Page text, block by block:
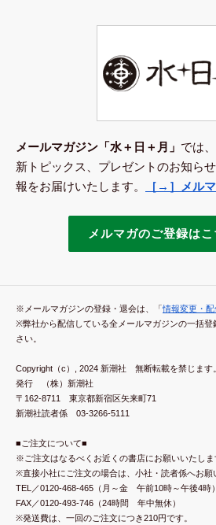
メールマガジン「水＋日＋月」 では
新トピックス、プレゼントのお知ら
報をお届けいたします。
［→］メル
メルマガのご登録は
※メールマガジンの登録・退会は、「情報変更・配
※弊社から配信している全メールマガジンの一括登
さい。
Copyright（c）, 2024 新潮社 無断転載を禁じます。
発行 （株）新潮社
〒162-8711 東京都新宿区矢来町71
新潮社読者係 03-3266-5111
■ご注文について■
※ご注文はなるべくお近くの書店にお願いいたしま
※直接小社にご注文の場合は、小社・読者係へお願
TEL／0120-468-465（月～金 午前10時～午後4時）
FAX／0120-493-746（24時間 年中無休）
※発送費は、一回のご注文につき210円です。